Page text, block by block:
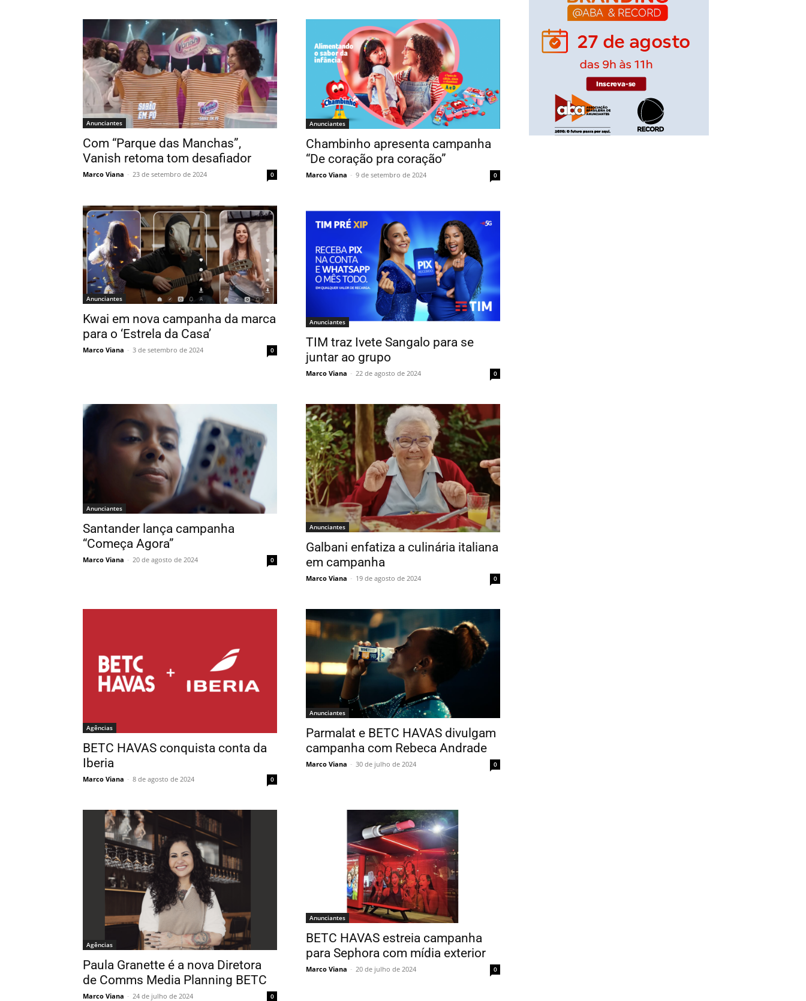
Anunciantes
Com “Parque das Manchas”,
Vanish retoma tom desafiador
Marco Viana - 23 de setembro de 2024 0
Anunciantes
Chambinho apresenta campanha
“De coração pra coração”
Marco Viana - 9 de setembro de 2024 0
Anunciantes
Kwai em nova campanha da marca
para o ‘Estrela da Casa’
Marco Viana - 3 de setembro de 2024 0
Anunciantes
TIM traz Ivete Sangalo para se
juntar ao grupo
Marco Viana - 22 de agosto de 2024 0
Anunciantes
Santander lança campanha
“Começa Agora”
Marco Viana - 20 de agosto de 2024 0
Anunciantes
Galbani enfatiza a culinária italiana
em campanha
Marco Viana - 19 de agosto de 2024 0
Agências
BETC HAVAS conquista conta da
Iberia
Marco Viana - 8 de agosto de 2024 0
Anunciantes
Parmalat e BETC HAVAS divulgam
campanha com Rebeca Andrade
Marco Viana - 30 de julho de 2024 0
Agências
Paula Granette é a nova Diretora
de Comms Media Planning BETC
Marco Viana - 24 de julho de 2024 0
Anunciantes
BETC HAVAS estreia campanha
para Sephora com mídia exterior
Marco Viana - 20 de julho de 2024 0